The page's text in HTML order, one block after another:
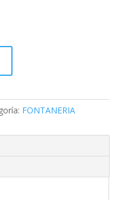
FONTANERIA